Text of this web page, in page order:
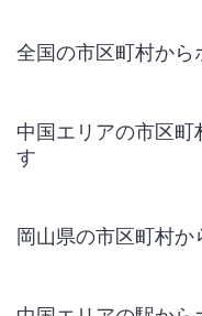
全国の市区町村から
中国エリアの市区
す
岡山県の市区町村